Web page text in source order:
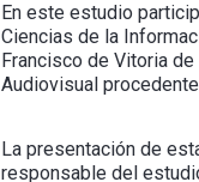
En este estudio
Ciencias de la
Francisco de Vitoria
Audiovisual
La presentación de
responsable del